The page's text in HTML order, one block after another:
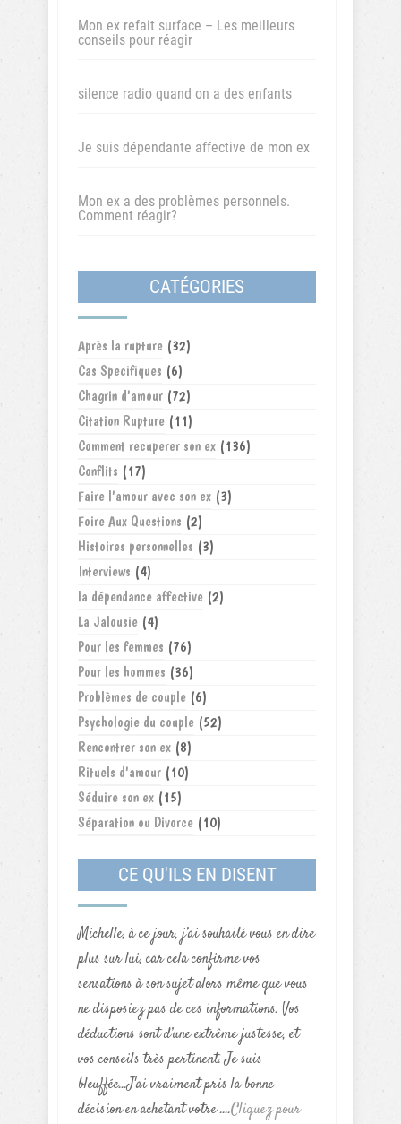
Mon ex refait surface – Les meilleurs
conseils pour réagir
silence radio quand on a des enfants
Je suis dépendante affective de mon ex
Mon ex a des problèmes personnels.
Comment réagir?
CATÉGORIES
Après la rupture (32)
Cas Specifiques (6)
Chagrin d'amour (72)
Citation Rupture (11)
Comment recuperer son ex (136)
Conflits (17)
Faire l'amour avec son ex (3)
Foire Aux Questions (2)
Histoires personnelles (3)
Interviews (4)
la dépendance affective (2)
La Jalousie (4)
Pour les femmes (76)
Pour les hommes (36)
Problèmes de couple (6)
Psychologie du couple (52)
Rencontrer son ex (8)
Rituels d'amour (10)
Séduire son ex (15)
Séparation ou Divorce (10)
CE QU'ILS EN DISENT
Michelle, à ce jour, j’ai souhaité vous en dire
plus sur lui, car cela confirme vos
sensations à son sujet alors même que vous
ne disposiez pas de ces informations. Vos
déductions sont d’une extrême justesse, et
vos conseils très pertinent. Je suis
bleuffée...J'ai vraiment pris la bonne
décision en achetant votre ....Cliquez pour